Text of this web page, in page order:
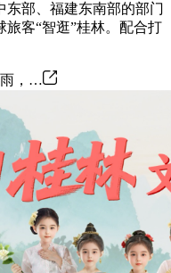
东部、福建东南部的部门
客“智逛”桂林。配合打
，…